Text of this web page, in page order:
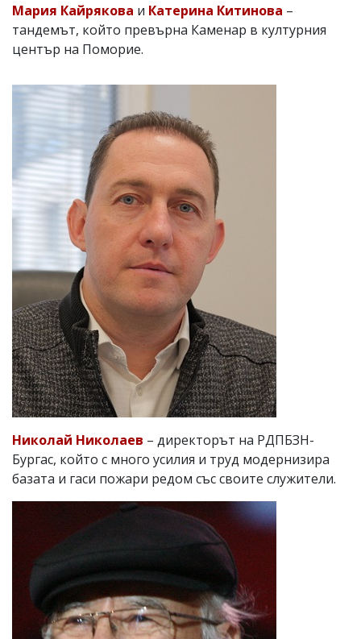
Мария Кайрякова и Катерина Китинова –
тандемът, който превърна Каменар в културния
център на Поморие.
Николай Николаев – директорът на РДПБЗН-
Бургас, който с много усилия и труд модернизира
базата и гаси пожари редом със своите служители.